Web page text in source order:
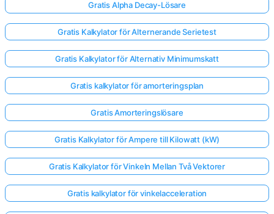
Inga
frågor
än
Gratis Alpha Decay-Lösare
Gratis Kalkylator för Alternerande Serietest
Gratis Kalkylator för Alternativ Minimumskatt
Gratis kalkylator för amorteringsplan
Gratis Amorteringslösare
Gratis Kalkylator för Ampere till Kilowatt (kW)
Gratis Kalkylator för Vinkeln Mellan Två Vektorer
Gratis kalkylator för vinkelacceleration